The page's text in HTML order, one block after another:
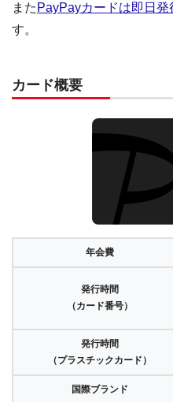
また PayPayカードは即日発
す。
カード概要
年会費
発行時間
（カード番号）
発行時間
（プラスチックカード）
国際ブランド